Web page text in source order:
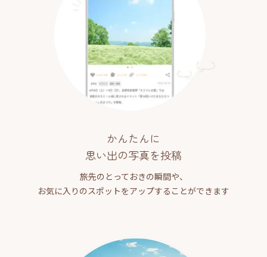
かんたんに
思い出の写真を投稿
旅先のとっておきの瞬間や、
お気に入りのスポットをアップすることができます